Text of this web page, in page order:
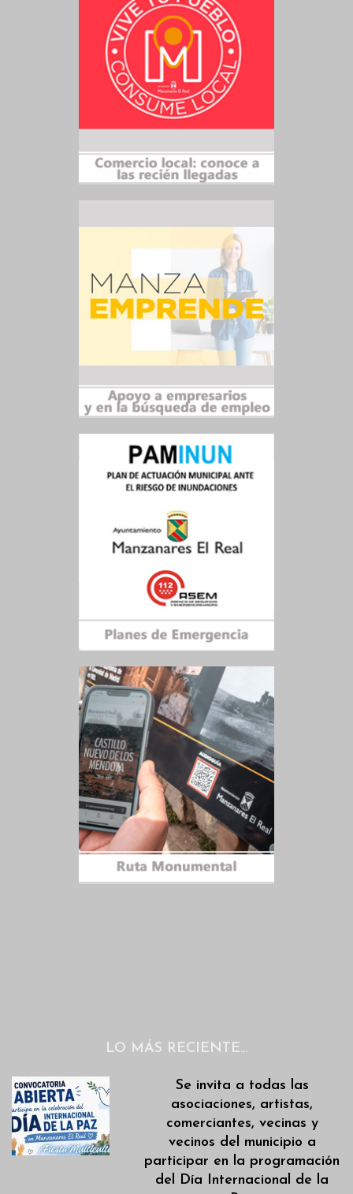
LO MÁS RECIENTE…
Se invita a todas las
asociaciones, artistas,
comerciantes, vecinas y
vecinos del municipio a
participar en la programación
del Día Internacional de la